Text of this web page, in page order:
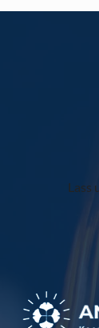
Lass